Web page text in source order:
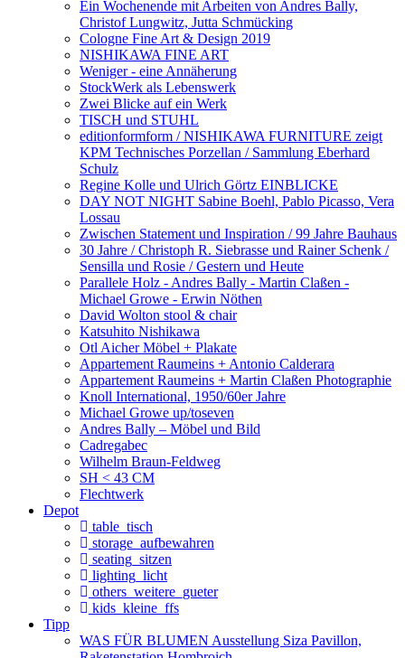
Ein Wochenende mit Arbeiten von Andres Bally,
Christof Lungwitz, Jutta Schmücking
Cologne Fine Art & Design 2019
NISHIKAWA FINE ART
Weniger - eine Annäherung
StockWerk als Lebenswerk
Zwei Blicke auf ein Werk
TISCH und STUHL
editionformform / NISHIKAWA FURNITURE zeigt
KPM Technisches Porzellan / Sammlung Eberhard
Schulz
Regine Kolle und Ulrich Görtz EINBLICKE
DAY NOT NIGHT Sabine Boehl, Pablo Picasso, Vera
Lossau
Zwischen Statement und Inspiration / 99 Jahre Bauhaus
30 Jahre / Christoph R. Siebrasse und Rainer Schenk /
Sensilla und Rosie / Gestern und Heute
Parallele Holz - Andres Bally - Martin Claßen -
Michael Growe - Erwin Nöthen
David Wolton stool & chair
Katsuhito Nishikawa
Otl Aicher Möbel + Plakate
Appartement Raumeins + Antonio Calderara
Appartement Raumeins + Martin Claßen Photographie
Knoll International, 1950/60er Jahre
Michael Growe up/toseven
Andres Bally – Möbel und Bild
Cadregabec
Wilhelm Braun-Feldweg
SH < 43 CM
Flechtwerk
Depot
table_tisch
storage_aufbewahren
seating_sitzen
lighting_licht
others_weitere_gueter
kids_kleine_ffs
Tipp
WAS FÜR BLUMEN Ausstellung Siza Pavillon,